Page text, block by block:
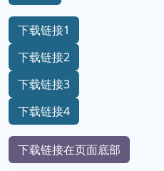
下载链接1
下载链接2
下载链接3
下载链接4
下载链接在页面底部